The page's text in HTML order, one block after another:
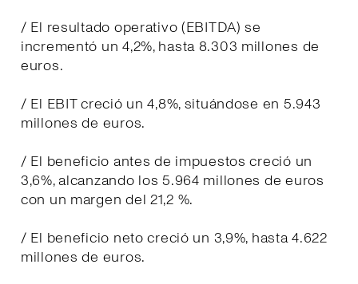
/ El resultado operativo (EBITDA) se
incrementó un 4,2%, hasta 8.303 millones de
euros.
/ El EBIT creció un 4,8%, situándose en 5.943
millones de euros.
/ El beneficio antes de impuestos creció un
3,6%, alcanzando los 5.964 millones de euros
con un margen del 21,2 %.
/ El beneficio neto creció un 3,9%, hasta 4.622
millones de euros.